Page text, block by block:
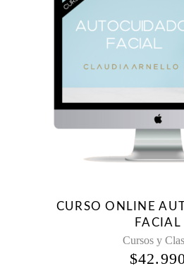
CURSO ONLINE
FACIAL
Cursos y
$